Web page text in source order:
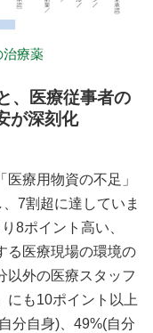
治療薬
、医療従事者の
が深刻化
療用物資の不足」
7割超に達していま
8ポイント高い、
る医療現場の環境の
以外の医療スタッフ
にも10ポイント以上
分自身)、49%(自分